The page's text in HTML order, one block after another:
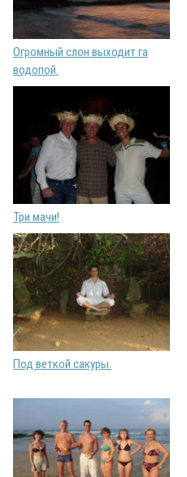
Огромный слон выходит га
водопой.
Три мачи!
Под веткой сакуры.